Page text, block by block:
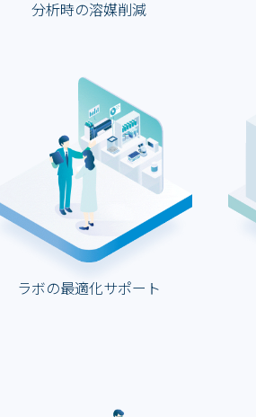
分析時の溶媒削減
ラボの最適化サポート